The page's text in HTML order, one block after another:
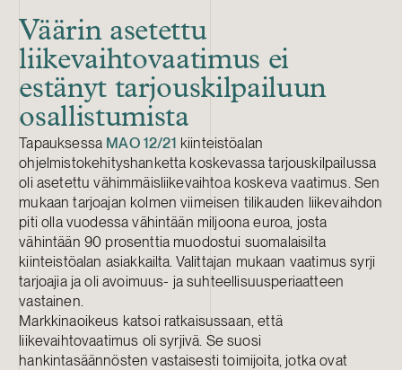
Väärin asetettu
liikevaihtovaatimus ei
estänyt tarjouskilpailuun
osallistumista
Tapauksessa MAO 12/21 kiinteistöalan
ohjelmistokehityshanketta koskevassa tarjouskilpailussa
oli asetettu vähimmäisliikevaihtoa koskeva vaatimus. Sen
mukaan tarjoajan kolmen viimeisen tilikauden liikevaihdon
piti olla vuodessa vähintään miljoona euroa, josta
vähintään 90 prosenttia muodostui suomalaisilta
kiinteistöalan asiakkailta. Valittajan mukaan vaatimus syrji
tarjoajia ja oli avoimuus- ja suhteellisuusperiaatteen
vastainen.
Markkinaoikeus katsoi ratkaisussaan, että
liikevaihtovaatimus oli syrjivä. Se suosi
hankintasäännösten vastaisesti toimijoita, jotka ovat